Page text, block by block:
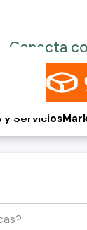
y Servicios